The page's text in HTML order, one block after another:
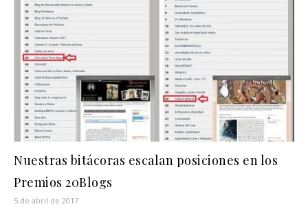
Nuestras bitácoras escalan posiciones en los
Premios 20Blogs
5 de abril de 2017